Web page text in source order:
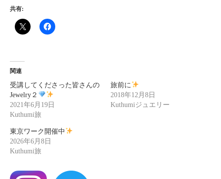
共有:
関連
受講してくださった皆さんの
Jewelry２
2021年6月19日
Kuthumi旅
旅前に
2018年12月8日
Kuthumiジュエリー
東京ワーク開催中
2026年6月8日
Kuthumi旅